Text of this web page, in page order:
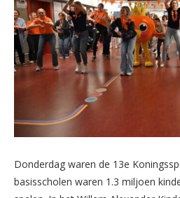
Donderdag waren de 13e
basisscholen waren 1.3 miljoen